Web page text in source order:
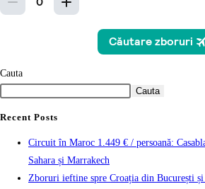
Cauta
Cauta
Recent Posts
Circuit în Maroc 1.449 € / persoană:
Sahara și Marrakech
Zboruri ieftine spre Croația din București